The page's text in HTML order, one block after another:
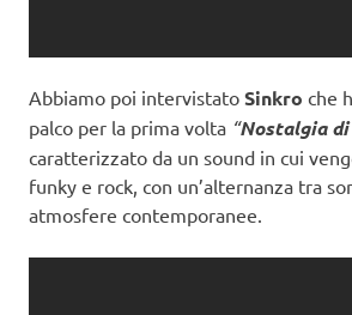
Abbiamo poi intervistato Sinkro che
palco per la prima volta “Nostalgia di
caratterizzato da un sound in cui
funky e rock, con un’alternanza tra
atmosfere contemporanee.